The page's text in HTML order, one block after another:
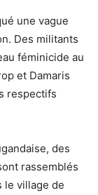
une vague
Des militants
féminicide au
et Damaris
respectifs
des
rassemblés
le village de